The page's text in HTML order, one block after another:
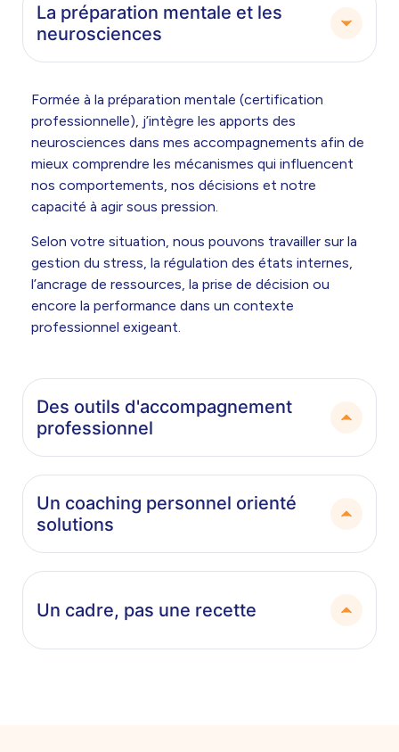
La préparation mentale et les
neurosciences
Formée à la préparation mentale (certification
professionnelle), j’intègre les apports des
neurosciences dans mes accompagnements afin de
mieux comprendre les mécanismes qui influencent
nos comportements, nos décisions et notre
capacité à agir sous pression.
Selon votre situation, nous pouvons travailler sur la
gestion du stress, la régulation des états internes,
l’ancrage de ressources, la prise de décision ou
encore la performance dans un contexte
professionnel exigeant.
Des outils d'accompagnement
professionnel
Un coaching personnel orienté
solutions
Un cadre, pas une recette